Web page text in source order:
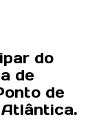
do
de
de